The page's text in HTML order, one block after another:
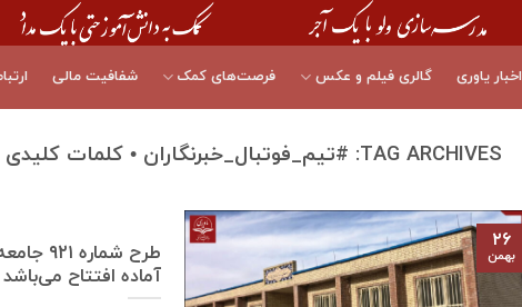
اخبار یاوری گالری فیلم و عکس فرصت‌های کمک شفافیت مالی
TAG ARCHIVES: #تیم_فوتبال_خبرنگاران • کلمات کلیدی
طرح
آماده افتتاح می‌باشد – ۲۶ بهمن‌ماه
۲۶
بهمن